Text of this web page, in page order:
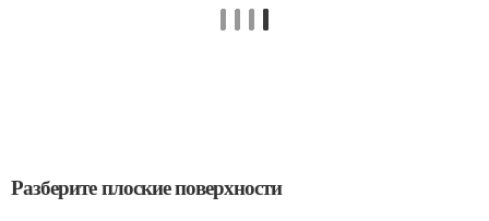
Разберите плоские поверхности